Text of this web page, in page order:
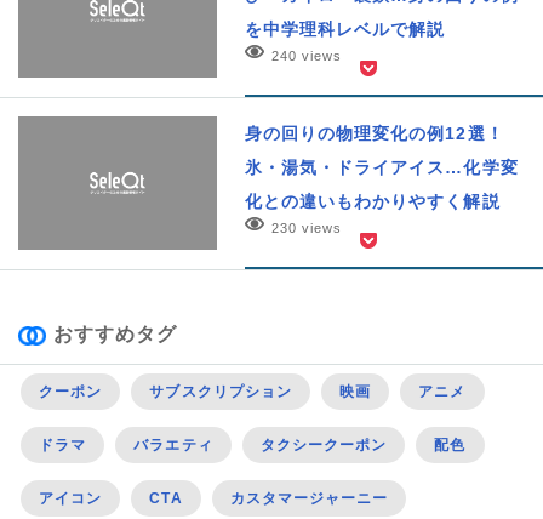
を中学理科レベルで解説
240 views
身の回りの物理変化の例12選！
氷・湯気・ドライアイス…化学変
化との違いもわかりやすく解説
230 views
おすすめタグ
クーポン サブスクリプション 映画 アニメ
ドラマ バラエティ タクシークーポン 配色
アイコン CTA カスタマージャーニー